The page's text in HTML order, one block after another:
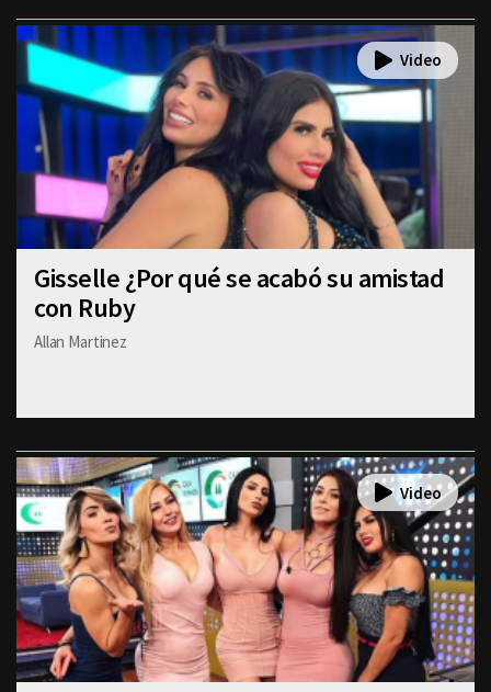
Gisselle ¿Por qué se acabó su amistad
con Ruby
Allan Martinez